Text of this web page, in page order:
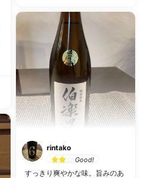
rintako
Good!
すっきり爽やかな味。旨みのあ